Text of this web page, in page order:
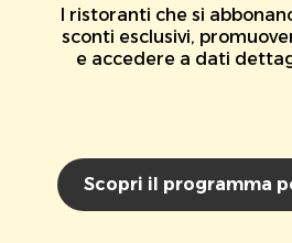
I ristoranti che si
sconti esclusivi,
e accedere a dati
Scopri il programma